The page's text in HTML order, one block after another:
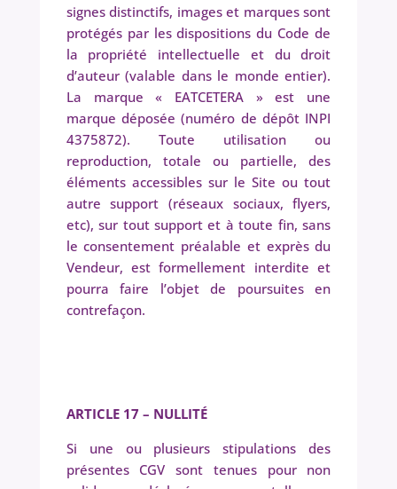
signes distinctifs, images et marques sont
protégés par les dispositions du Code de
la propriété intellectuelle et du droit
d’auteur (valable dans le monde entier).
La marque « EATCETERA » est une
marque déposée (numéro de dépôt INPI
4375872). Toute utilisation ou
reproduction, totale ou partielle, des
éléments accessibles sur le Site ou tout
autre support (réseaux sociaux, flyers,
etc), sur tout support et à toute fin, sans
le consentement préalable et exprès du
Vendeur, est formellement interdite et
pourra faire l’objet de poursuites en
contrefaçon.
ARTICLE 17 – NULLITÉ
Si une ou plusieurs stipulations des
présentes CGV sont tenues pour non